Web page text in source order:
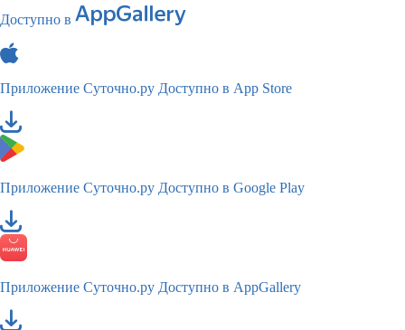
Доступно в
Приложение Суточно.ру Доступно в App Store
Приложение Суточно.ру Доступно в Google Play
Приложение Суточно.ру Доступно в AppGallery